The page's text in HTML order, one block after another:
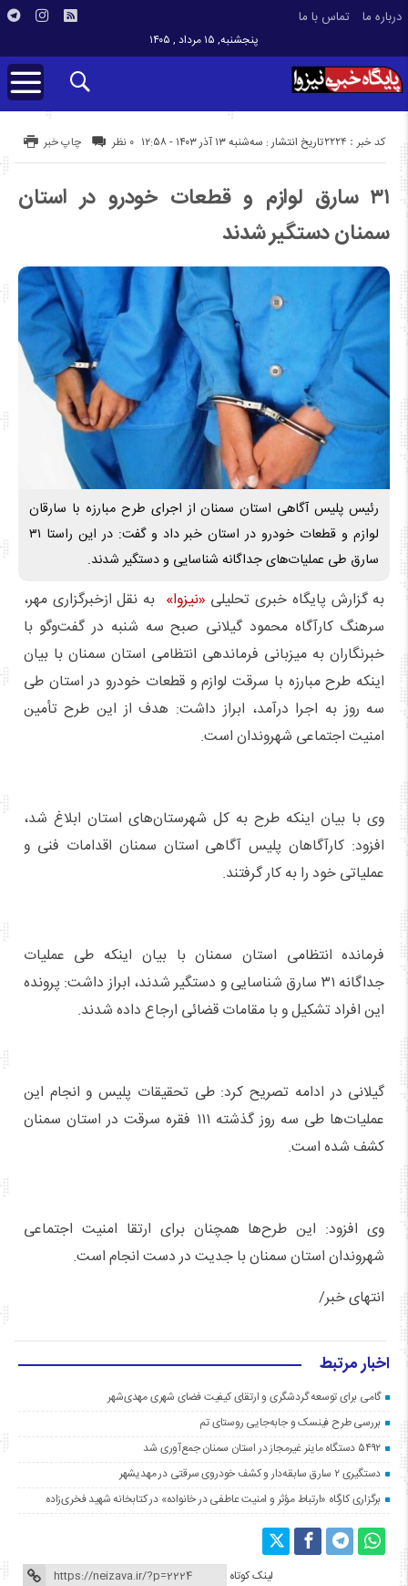
درباره ما تماس با ما
پنجشنبه, ۱۵ مرداد , ۱۴۰۵
تاریخ انتشار : سه‌شنبه ۱۳ آذر ۱۴۰۳ - ۱۲:۵۸ کد خبر : 2224 چاپ خبر ۰ نظر
۳۱ سارق لوازم و قطعات خودرو در استان
سمنان دستگیر شدند
رئیس پلیس آگاهی استان سمنان از اجرای طرح مبارزه با سارقان
لوازم و قطعات خودرو در استان خبر داد و گفت: در این راستا ۳۱
سارق طی عملیات‌های جداگانه شناسایی و دستگیر شدند.
به گزارش پایگاه خبری تحلیلی «نیزوا» به نقل ازخبرگزاری مهر،
سرهنگ کارآگاه محمود گیلانی صبح سه شنبه در گفت‌وگو با
خبرنگاران به میزبانی فرماندهی انتظامی استان سمنان با بیان
اینکه طرح مبارزه با سرقت لوازم و قطعات خودرو در استان طی
سه روز به اجرا درآمد، ابراز داشت: هدف از این طرح تأمین
امنیت اجتماعی شهروندان است.
وی با بیان اینکه طرح به کل شهرستان‌های استان ابلاغ شد،
افزود: کارآگاهان پلیس آگاهی استان سمنان اقدامات فنی و
عملیاتی خود را به کار گرفتند.
فرمانده انتظامی استان سمنان با بیان اینکه طی عملیات
جداگانه ۳۱ سارق شناسایی و دستگیر شدند، ابراز داشت: پرونده
این افراد تشکیل و با مقامات قضائی ارجاع داده شدند.
گیلانی در ادامه تصریح کرد: طی تحقیقات پلیس و انجام این
عملیات‌ها طی سه روز گذشته ۱۱۱ فقره سرقت در استان سمنان
کشف شده است.
وی افزود: این طرح‌ها همچنان برای ارتقا امنیت اجتماعی
شهروندان استان سمنان با جدیت در دست انجام است.
انتهای خبر/
اخبار مرتبط
گامی برای توسعه گردشگری و ارتقای کیفیت فضای شهری مهدی‌شهر
بررسی طرح فینسک و جابه‌جایی روستای تم
۵۴۹۲ دستگاه ماینر غیرمجاز در استان سمنان جمع‌آوری شد
دستگیری ۲ سارق سابقه‌دار و کشف خودروی سرقتی در مهدیشهر
برگزاری کارگاه «ارتباط مؤثر و امنیت عاطفی در خانواده» در کتابخانه شهید فخری‌زاده
لینک کوتاه